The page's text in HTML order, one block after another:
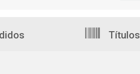
Títulos